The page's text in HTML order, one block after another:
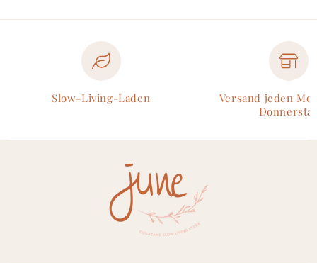
Slow-Living-Laden
Versand jeden